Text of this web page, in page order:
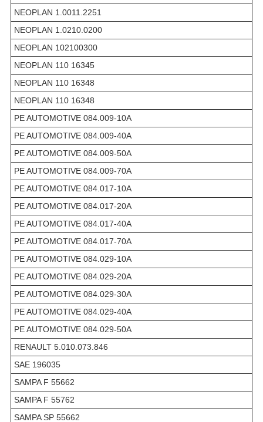
NEOPLAN 1.0011.2251
NEOPLAN 1.0210.0200
NEOPLAN 102100300
NEOPLAN 110 16345
NEOPLAN 110 16348
NEOPLAN 110 16348
PE AUTOMOTIVE 084.009-10A
PE AUTOMOTIVE 084.009-40A
PE AUTOMOTIVE 084.009-50A
PE AUTOMOTIVE 084.009-70A
PE AUTOMOTIVE 084.017-10A
PE AUTOMOTIVE 084.017-20A
PE AUTOMOTIVE 084.017-40A
PE AUTOMOTIVE 084.017-70A
PE AUTOMOTIVE 084.029-10A
PE AUTOMOTIVE 084.029-20A
PE AUTOMOTIVE 084.029-30A
PE AUTOMOTIVE 084.029-40A
PE AUTOMOTIVE 084.029-50A
RENAULT 5.010.073.846
SAE 196035
SAMPA F 55662
SAMPA F 55762
SAMPA SP 55662